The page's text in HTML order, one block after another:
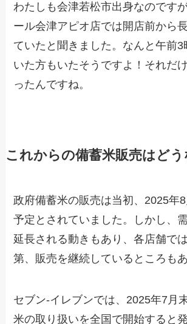
わたしも会津若松市出身なのです
ール会津アピオ店では開店前から
ていたと聞きました。なんと午前
いた方もいたそうですよ！それだ
ったんですね。
これからの備蓄米販売はどう
政府備蓄米の販売は当初、2025年
予定とされていました。しかし、
延長される動きもあり、各店舗で
第、販売を継続しているところもあ
セブン-イレブンでは、2025年7月
米の取り扱いを全国で開始すると